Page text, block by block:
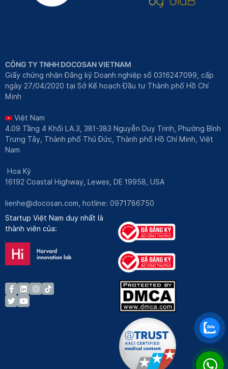
CÔNG TY TNHH DOCOSAN VIETNAM
Giấy chứng nhận Đăng ký Doanh nghiệp số 0316247099, cấp
ngày 27/04/2020 tại Sở Kế hoạch Đầu tư Thành phố Hồ Chí
Minh
Việt Nam
4.09 Tầng 4 Khối LA.3, 381-383 Nguyễn Duy Trinh, Phường Bình
Trưng Tây, Thành phố Thủ Đức, Thành phố Hồ Chí Minh, Việt
Nam
Hoa Kỳ
16192 Coastal Highway, Lewes, DE 19958, USA
lienhe@docosan.com , hotline: 0971786750
Startup Việt Nam duy nhất là
thành viên của: